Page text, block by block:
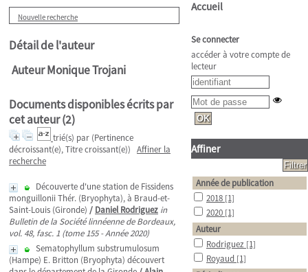
Nouvelle recherche
Détail de l'auteur
Auteur Monique Trojani
Documents disponibles écrits par
cet auteur (2)
trié(s) par (Pertinence
décroissant(e), Titre croissant(e)) Affiner la
recherche
Découverte d'une station de Fissidens
monguillonii Thér. (Bryophyta), à Braud-et-
Saint-Louis (Gironde) / Daniel Rodriguez in
Bulletin de la Société linnéenne de Bordeaux,
vol. 48, fasc. 1 (tome 155 - Année 2020)
Sematophyllum substrumulosum
(Hampe) E. Britton (Bryophyta) découvert
Accueil
Se connecter
accéder à votre compte de
lecteur
Affiner
Année de publication
2018 [1]
2020 [1]
Auteur
Rodriguez [1]
Royaud [1]